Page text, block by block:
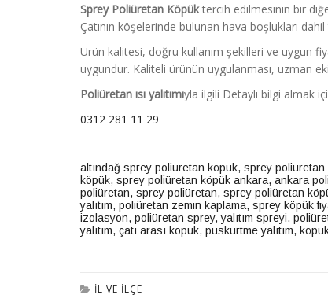
Sprey Poliüretan Köpüktercih edilmesinin bir
Çatının köşelerinde bulunan hava boşlukları
Ürün kalitesi, doğru kullanım şekilleri ve uygun
uygundur. Kaliteli ürünün uygulanması, uzman
Poliüretan ısı yalıtımıyla ilgili Detaylı bilgi almak
0312 281 11 29
altındağ sprey poliüretan köpük, sprey poliüretan
köpük, sprey poliüretan köpük ankara, ankara
poliüretan, sprey poliüretan, sprey poliüretan
yalıtım, poliüretan zemin kaplama, sprey köpük
izolasyon, poliüretan sprey, yalıtım spreyi,
yalıtım, çatı arası köpük, püskürtme yalıtım,
İL VE İLÇE